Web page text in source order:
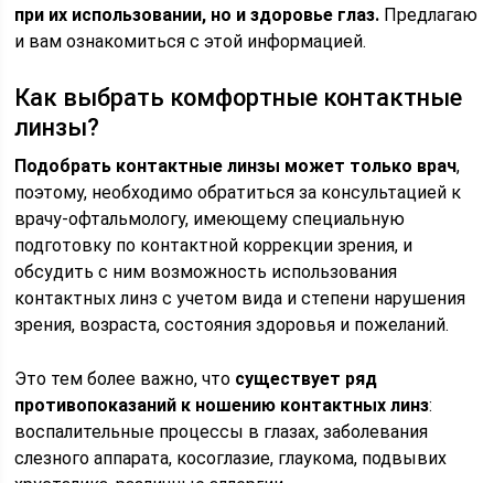
при их использовании, но и здоровье глаз. Предлагаю
и вам ознакомиться с этой информацией.
Как выбрать комфортные контактные
линзы?
Подобрать контактные линзы может только врач,
поэтому, необходимо обратиться за консультацией к
врачу-офтальмологу, имеющему специальную
подготовку по контактной коррекции зрения, и
обсудить с ним возможность использования
контактных линз с учетом вида и степени нарушения
зрения, возраста, состояния здоровья и пожеланий.
Это тем более важно, что существует ряд
противопоказаний к ношению контактных линз:
воспалительные процессы в глазах, заболевания
слезного аппарата, косоглазие, глаукома, подвывих